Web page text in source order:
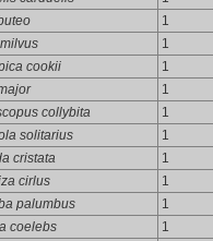
1
1
cookii
1
1
collybita
1
solitarius
1
cristata
1
cirlus
1
palumbus
1
coelebs
1